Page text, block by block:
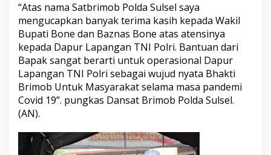
“Atas nama Satbrimob Polda Sulsel saya
mengucapkan banyak terima kasih kepada Wakil
Bupati Bone dan Baznas Bone atas atensinya
kepada Dapur Lapangan TNI Polri. Bantuan dari
Bapak sangat berarti untuk operasional Dapur
Lapangan TNI Polri sebagai wujud nyata Bhakti
Brimob Untuk Masyarakat selama masa pandemi
Covid 19”. pungkas Dansat Brimob Polda Sulsel.
(AN).